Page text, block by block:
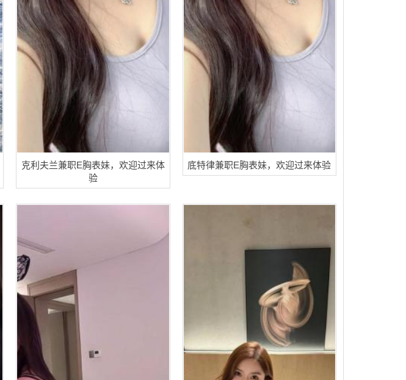
克利夫兰兼职E胸表妹，欢迎过来体
验
底特律兼职E胸表妹，欢迎过来体验